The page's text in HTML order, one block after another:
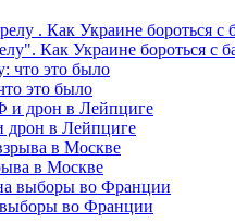
Как Украине бороться с
это было
дрон в Лейпциге
в Москве
во Франции